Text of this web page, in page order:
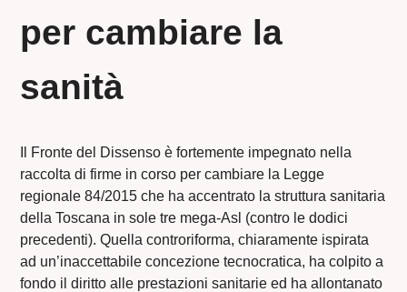
per cambiare la
sanità
Il Fronte del Dissenso è fortemente impegnato nella
raccolta di firme in corso per cambiare la Legge
regionale 84/2015 che ha accentrato la struttura sanitaria
della Toscana in sole tre mega-Asl (contro le dodici
precedenti). Quella controriforma, chiaramente ispirata
ad un’inaccettabile concezione tecnocratica, ha colpito a
fondo il diritto alle prestazioni sanitarie ed ha allontanato